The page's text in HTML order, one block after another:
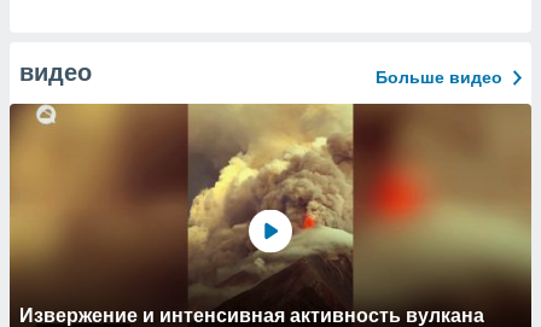
видео Больше видео
Извержение и интенсивная активность вулкана